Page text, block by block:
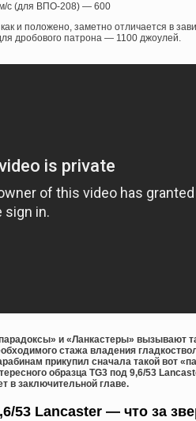
м/с (для ВПО-208) — 600
и положено, заметно отличается в
дробового патрона — 1100 джоулей.
и «Ланкастеры» вызывают
стажа владения
прикупил сначала такой вот
образца TG3 под 9,6/53
в заключительной главе.
53 Lancaster — что за